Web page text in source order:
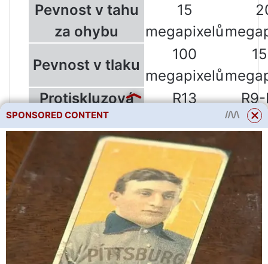
Pevnost v tahu
za ohybu
15
megapixelů
Pevnost v tlaku
100
megapixelů
Protiskluzová
R13
R9-
Mrazuvzdornost
cyklů
300
Počet švů na 1
r.m.
4
Гарантия 3 let
Cena s
SPONSORED CONTENT